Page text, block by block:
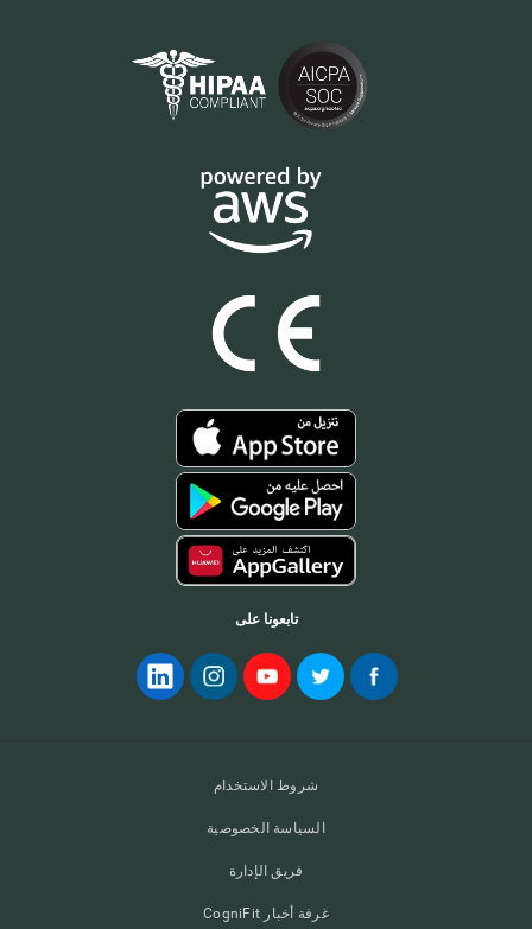
تابعونا على
شروط الاستخدام
السياسة الخصوصية
فريق الإدارة
غرفة أخبار CogniFit